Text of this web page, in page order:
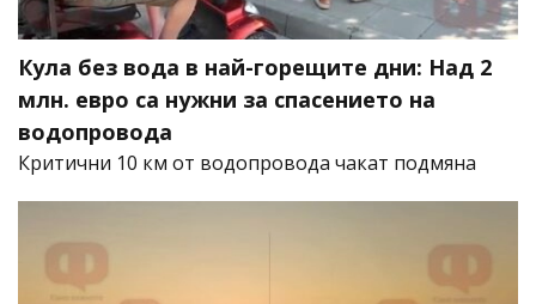
Кула без вода в най-горещите дни: Над 2
млн. евро са нужни за спасението на
водопровода
Критични 10 км от водопровода чакат подмяна